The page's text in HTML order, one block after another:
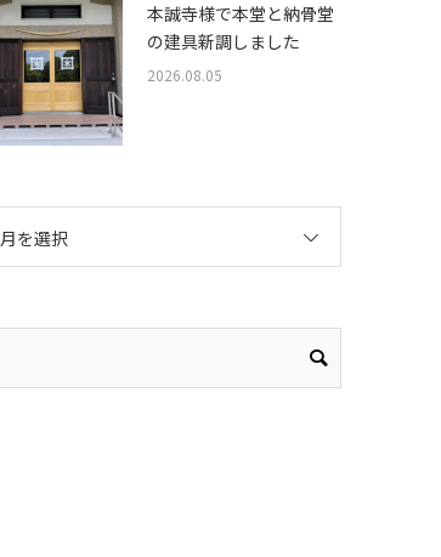
本誠寺様で本堂と納骨堂
の建具新調しました
2026.08.05
月を選択